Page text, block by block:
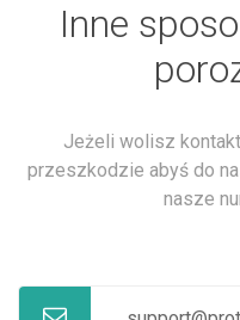
Inne
Jeżeli wolisz
przeszkodzie abyś do
nasze